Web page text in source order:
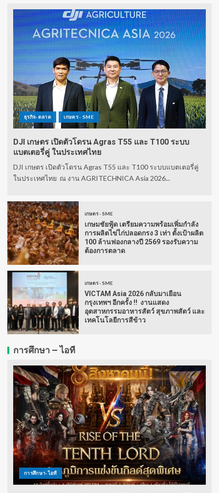
ธุรกิจ-ตลาด เกษตร - SME
DJI เกษตร เปิดตัวโดรน Agras T55 และ T100 ระบบ
แบตเตอรี่คู่ ในประเทศไทย
DJI เกษตร เปิดตัวโดรน Agras T55 และ T100 ระบบแบตเตอรี่คู่
ในประเทศไทย ณ งาน AGRITECHNICA Asia 2026...
เกษตร - SME
เกษมชัยฟู้ด เตรียมความพร้อมเพิ่มกำลัง
การผลิตไข่ไก่ปลอดกรง 3 เท่า ตั้งเป้าผลิต
100 ล้านฟองกลางปี 2569 รองรับความ
ต้องการตลาด
เกษตร - SME
VICTAM Asia 2026 กลับมาเยือน
กรุงเทพฯ อีกครั้ง !! งานแสดง
อุตสาหกรรมอาหารสัตว์ สุขภาพสัตว์ และ
เทคโนโลยีการสีข้าว
การศึกษา – ไอที
การศึกษา-ไอที